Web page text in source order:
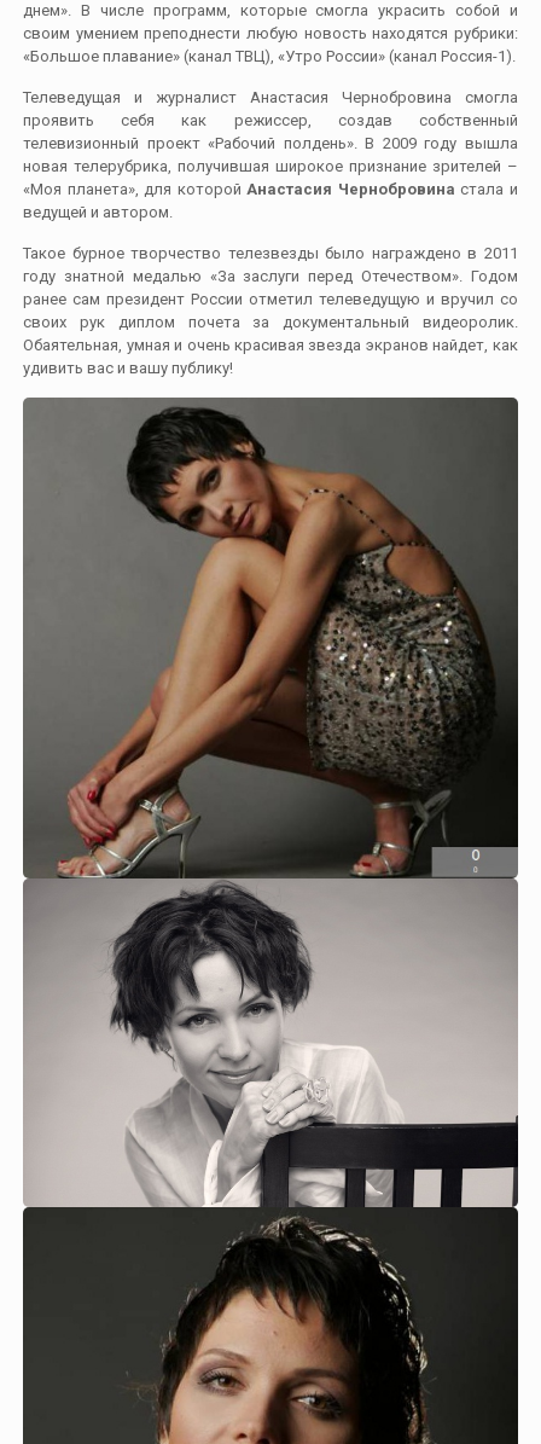
днем». В числе программ, которые смогла украсить собой и
своим умением преподнести любую новость находятся рубрики:
«Большое плавание» (канал ТВЦ), «Утро России» (канал Россия-1).
Телеведущая и журналист Анастасия Чернобровина смогла
проявить себя как режиссер, создав собственный
телевизионный проект «Рабочий полдень». В 2009 году вышла
новая телерубрика, получившая широкое признание зрителей –
«Моя планета», для которойАнастасия Чернобровина стала и
ведущей и автором.
Такое бурное творчество телезвезды было награждено в 2011
году знатной медалью «За заслуги перед Отечеством». Годом
ранее сам президент России отметил телеведущую и вручил со
своих рук диплом почета за документальный видеоролик.
Обаятельная, умная и очень красивая звезда экранов найдет, как
удивить вас и вашу публику!